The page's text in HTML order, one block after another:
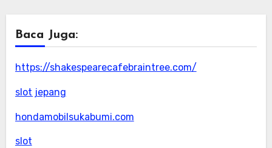
Baca Juga:
https://shakespearecafebraintree.com/
slot jepang
hondamobilsukabumi.com
slot